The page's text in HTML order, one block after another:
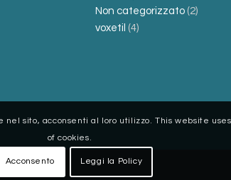
Non categorizzato (2)
voxetil (4)
sito, acconsenti al loro utilizzo. This website
of cookies.
Acconsento Leggi la Policy